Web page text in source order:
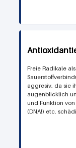
Freie Radikale
aggresiv, da sie
augenblicklich
und Funktion
(DNA!) etc.